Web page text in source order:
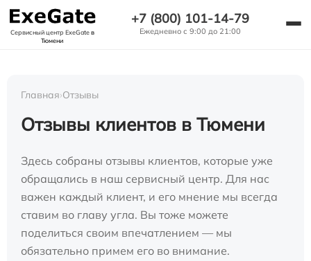
Сервисный центр ExeGateв
Тюмени
+7 (800) 101-14-79
Ежедневно с 9:00 до 21:00
Главная›Отзывы
Отзывы клиентов в Тюмени
Здесь собраны отзывы клиентов, которые уже
обращались в наш сервисный центр. Для нас
важен каждый клиент, и его мнение мы всегда
ставим во главу угла. Вы тоже можете
поделиться своим впечатлением — мы
обязательно примем его во внимание.